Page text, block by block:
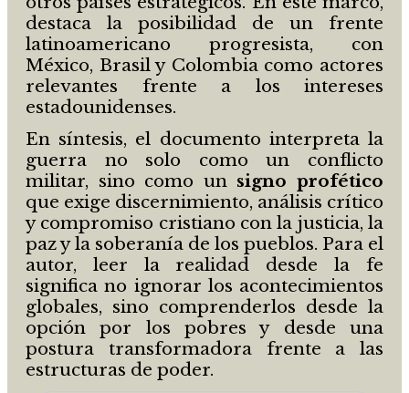
destaca la posibilidad de un frente
latinoamericano progresista, con
México, Brasil y Colombia como actores
relevantes frente a los intereses
estadounidenses.
En síntesis, el documento interpreta la
guerra no solo como un conflicto
militar, sino como un signo profético
que exige discernimiento, análisis crítico
y compromiso cristiano con la justicia, la
paz y la soberanía de los pueblos. Para el
autor, leer la realidad desde la fe
significa no ignorar los acontecimientos
globales, sino comprenderlos desde la
opción por los pobres y desde una
postura transformadora frente a las
estructuras de poder.